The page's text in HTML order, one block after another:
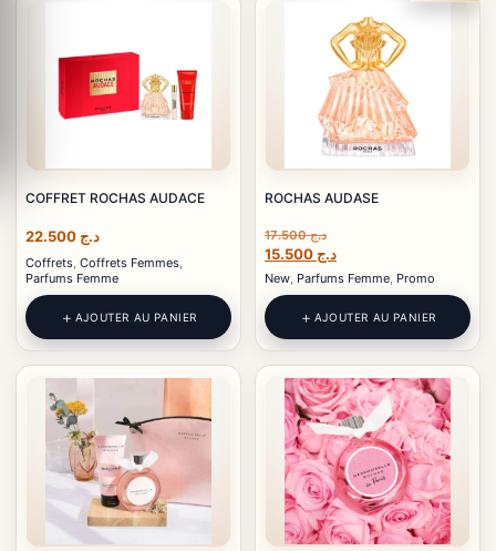
COFFRET ROCHAS AUDACE
د.ج
Coffrets, Coffrets Femmes,
Parfums Femme
AJOUTER AU PANIER
ROCHAS AUDASE
د.ج17.500
Le
prix
initial
était :
د.جLe
prix
est :
New, Parfums Femme, Promo
AJOUTER AU PANIER